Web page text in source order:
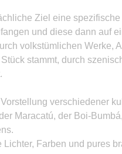
Ziel eine
und diese dann auf
volkstümlichen Werke,
stammt, durch
verschiedener
Maracatú, der Boi-
Farben und pures